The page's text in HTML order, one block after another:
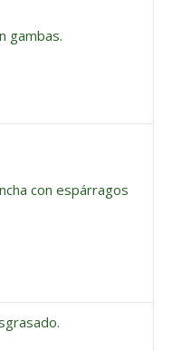
gambas.
con espárragos